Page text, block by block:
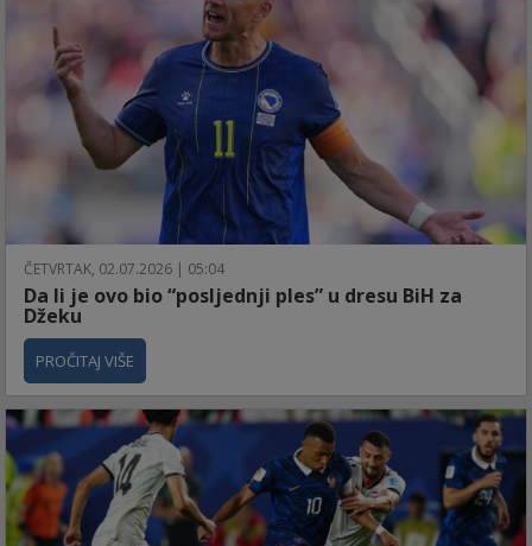
ČETVRTAK, 02.07.2026 | 05:04
Da li je ovo bio “posljednji ples” u dresu BiH za
Džeku
PROČITAJ VIŠE